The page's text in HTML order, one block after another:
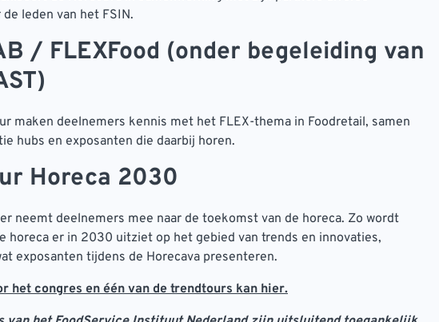
leden van het FSIN.
/ FLEXFood (onder begeleiding van
maken deelnemers kennis met het FLEX-thema in Foodretail, samen
hubs en exposanten die daarbij horen.
Horeca 2030
neemt deelnemers mee naar de toekomst van de horeca. Zo wordt
horeca er in 2030 uitziet op het gebied van trends en innovaties,
exposanten tijdens de Horecava presenteren.
het congres en één van de trendtours kan hier.